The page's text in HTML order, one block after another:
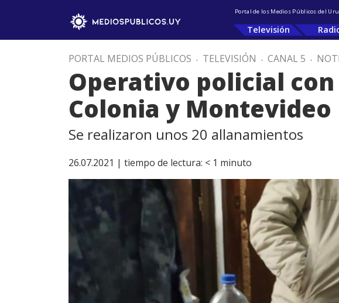
Portal de los Medios Públicos del
Televisión
PORTAL MEDIOS PÚBLICOS . TELEVISIÓN . CANAL 5 .
Operativo policial
Colonia y Montevideo
Se realizaron unos 20 allanamientos
26.07.2021 | tiempo de lectura: < 1 minuto